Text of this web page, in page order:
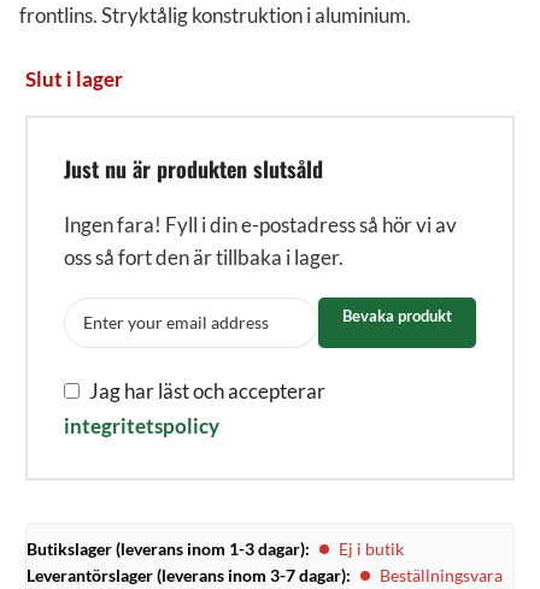
frontlins. Stryktålig konstruktion i aluminium.
Slut i lager
Just nu är produkten slutsåld
Ingen fara! Fyll i din e-postadress så hör vi av
oss så fort den är tillbaka i lager.
Bevaka produkt
Jag har läst och accepterar
integritetspolicy
Butikslager (leverans inom 1-3 dagar):
Ej i butik
Leverantörslager (leverans inom 3-7 dagar):
Beställningsvara